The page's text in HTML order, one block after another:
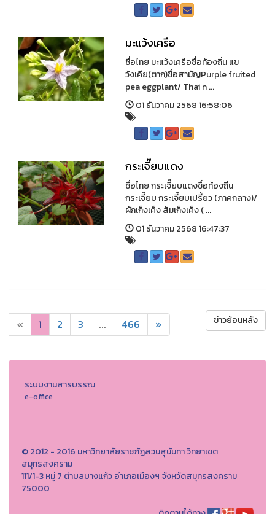
มะแว้งเครือ
ชื่อไทย มะแว้งเครือชื่อท้องถิ่น แข
ว้งเคีย(ตาก)ชื่อสามัญPurple fruited
pea eggplant/ Thai n ...
01 ธันวาคม 2568 16:58:06
กระเจี๊ยบแดง
ชื่อไทย กระเจี๊ยบแดงชื่อท้องถิ่น
กระเจี๊ยบ กระเจี๊ยบเปรี้ยว (ภาคกลาง)/
ผักเก็งเค็ง ส้มเก็งเค็ง ( ...
01 ธันวาคม 2568 16:47:37
« 1 2 3 ... 466 » ข่าวย้อนหลัง
ระบบงานสารบรรณ
e-office
© 2012 - 2016 มหาวิทยาลัยราชภัฏสวนสุนันทา วิทยาเขต
สมุทรสงคราม
111/1-3 หมู่ 7 ตำบลบางแก้ว อำเภอเมืองฯ จังหวัดสมุทรสงคราม
75000